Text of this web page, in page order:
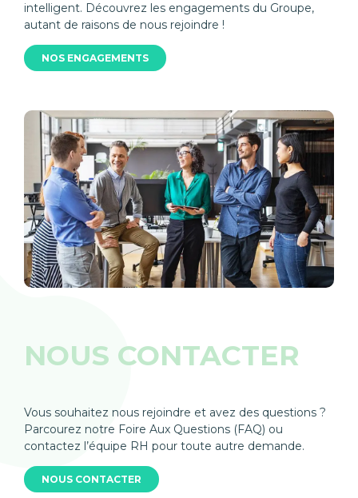
intelligent. Découvrez les engagements du Groupe,
autant de raisons de nous rejoindre !
NOS ENGAGEMENTS
NOUS CONTACTER
Vous souhaitez nous rejoindre et avez des questions ?
Parcourez notre Foire Aux Questions (FAQ) ou
contactez l’équipe RH pour toute autre demande.
NOUS CONTACTER